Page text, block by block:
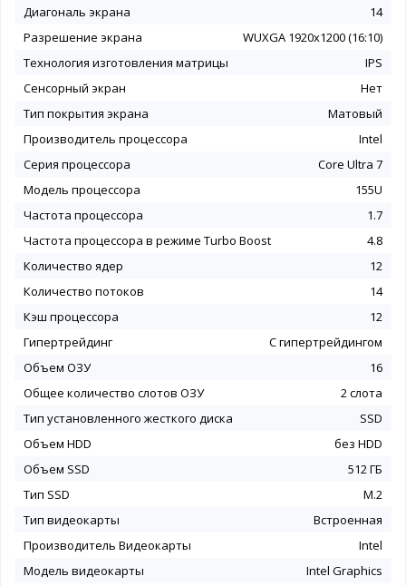
Диагональ экрана
14
Разрешение экрана
WUXGA 1920x1200 (16:10)
Технология изготовления матрицы
IPS
Сенсорный экран
Нет
Тип покрытия экрана
Матовый
Производитель процессора
Intel
Серия процессора
Core Ultra 7
Модель процессора
155U
Частота процессора
1.7
Частота процессора в режиме Turbo Boost
4.8
Количество ядер
12
Количество потоков
14
Кэш процессора
12
Гипертрейдинг
С гипертрейдингом
Объем ОЗУ
16
Общее количество слотов ОЗУ
2 слота
Тип установленного жесткого диска
SSD
Объем HDD
без HDD
Объем SSD
512 ГБ
Тип SSD
M.2
Тип видеокарты
Встроенная
Производитель Видеокарты
Intel
Модель видеокарты
Intel Graphics